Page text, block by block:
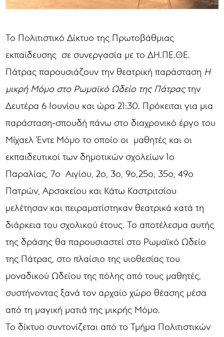
Το Πολιτιστικό Δίκτυο της Πρωτοβάθμιας
εκπαίδευσης σε συνεργασία με το ΔΗ.ΠΕ.ΘΕ.
Πάτρας παρουσιάζουν την θεατρική παράσταση Η
μικρή Μόμο στο Ρωμαϊκό Ωδείο της Πάτραςτην
Δευτέρα 6 Ιουνίου και ώρα 21:30. Πρόκειται για μια
παράσταση-σπουδή πάνω στο διαχρονικό έργο του
Μίχαελ Έντε Μόμο το οποίο οι μαθητές και οι
εκπαιδευτικοί των δημοτικών σχολείων 1ο
Παραλίας, 7ο Αιγίου, 2ο, 3ο, 9ο,25ο, 35ο, 49ο
Πατρών, Αρσακείου και Κάτω Καστριτσίου
μελέτησαν και πειραματίστηκαν θεατρικά κατά τη
διάρκεια του σχολικού έτους. Το αποτέλεσμα αυτής
της δράσης θα παρουσιαστεί στο Ρωμαϊκό Ωδείο
της Πάτρας, στο πλαίσιο της υιοθεσίας του
μοναδικού Ωδείου της πόλης από τους μαθητές,
συστήνοντας ξανά τον αρχαίο χώρο θέασης μέσα
από τη μαγική ματιά της μικρής Μόμο.
Το δίκτυο συντονίζεται από το Τμήμα Πολιτιστικών